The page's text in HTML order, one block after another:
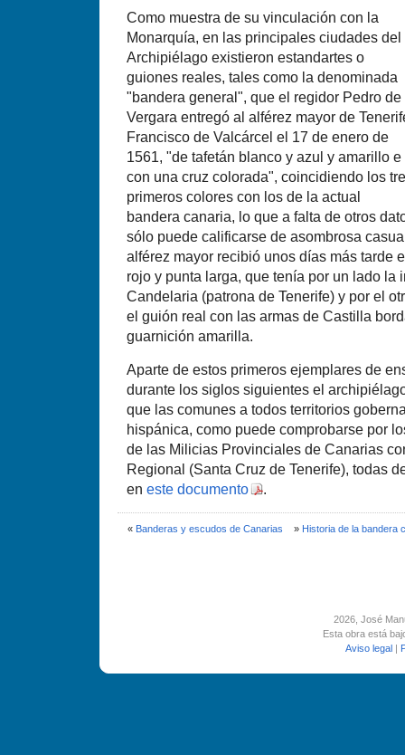
Como muestra de su vinculación con la
Monarquí­a, en las principales ciudades del
Archipiélago existieron estandartes o
guiones reales, tales como la denominada
"bandera general", que el regidor Pedro de
Vergara entregó al alférez mayor de
Francisco de Valcárcel el 17 de enero de
1561, "de tafetán blanco y azul y amarillo e
con una cruz colorada", coincidiendo los
primeros colores con los de la actual
bandera canaria, lo que a falta de otros
sólo puede calificarse de asombrosa
alférez mayor recibió unos dí­as más tarde
rojo y punta larga, que tení­a por un lado la
Candelaria (patrona de Tenerife) y por el
el guión real con las armas de Castilla
guarnición amarilla.
Aparte de estos primeros ejemplares de
durante los siglos siguientes el
que las comunes a todos territorios
hispánica, como puede comprobarse por
de las Milicias Provinciales de Canarias
Regional (Santa Cruz de Tenerife), todas
en este documento .
« Banderas y escudos de Canarias » Historia de la bandera
2026, José
Esta obra está
Aviso legal |